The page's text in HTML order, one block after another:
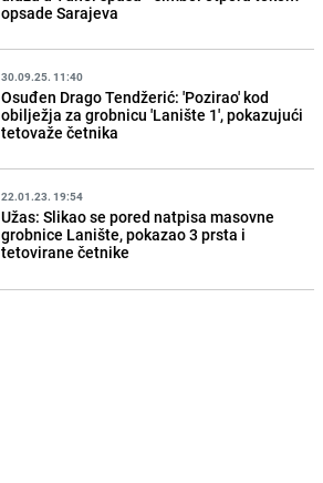
opsade Sarajeva
30.09.25. 11:40
Osuđen Drago Tendžerić: 'Pozirao' kod
obilježja za grobnicu 'Lanište 1', pokazujući
tetovaže četnika
22.01.23. 19:54
Užas: Slikao se pored natpisa masovne
grobnice Lanište, pokazao 3 prsta i
tetovirane četnike